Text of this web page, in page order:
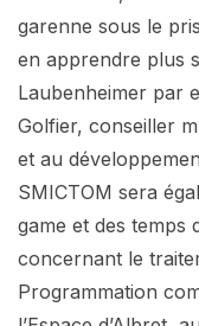
garenne sous le
en apprendre plus
Laubenheimer par
Golfier, conseiller
et au
SMICTOM sera
game et des temps
concernant le
Programmation